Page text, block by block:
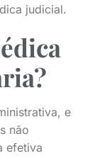
judicial.
e
não
efetiva